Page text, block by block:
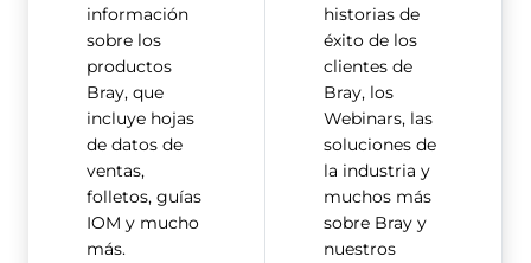
información
sobre los
productos
Bray, que
incluye hojas
de datos de
ventas,
folletos, guías
IOM y mucho
más.
historias de
éxito de los
clientes de
Bray, los
Webinars, las
soluciones de
la industria y
muchos más
sobre Bray y
nuestros